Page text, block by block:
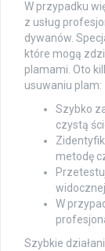
W przypadku
z usług
dywanów.
które mogą
plamami. Oto
usuwaniu plam:
Szybko
czystą
metodę
W
Szybkie